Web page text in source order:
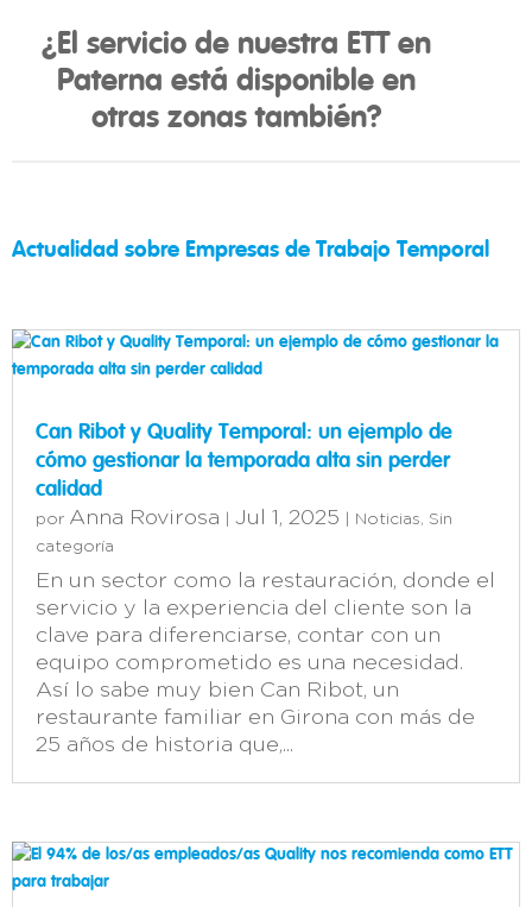
¿El servicio de nuestra ETT en
Paterna está disponible en
otras zonas también?
Actualidad sobre Empresas de Trabajo Temporal
Can Ribot y Quality Temporal: un ejemplo de
cómo gestionar la temporada alta sin perder
calidad
por Anna Rovirosa Jul 1, 2025 Noticias, Sin
categoría
En un sector como la restauración, donde el
servicio y la experiencia del cliente son la
clave para diferenciarse, contar con un
equipo comprometido es una necesidad.
Así lo sabe muy bien Can Ribot, un
restaurante familiar en Girona con más de
25 años de historia que,...